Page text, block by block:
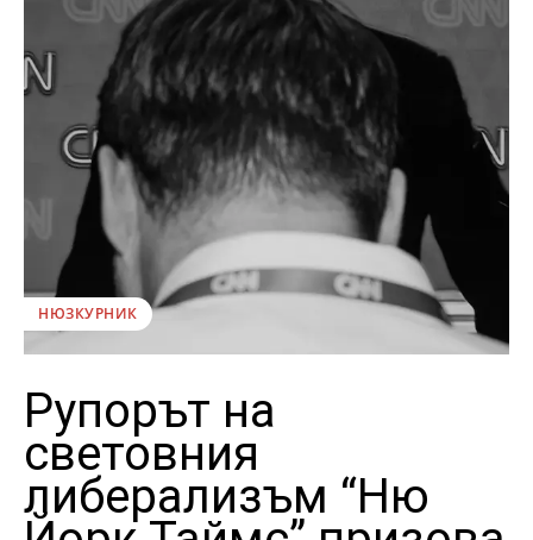
НЮЗКУРНИК
Рупорът на
световния
либерализъм “Ню